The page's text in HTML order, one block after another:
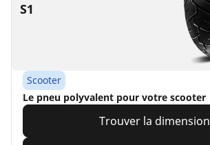
S1
Scooter
Le pneu polyvalent pour votre scooter
Trouver la dimension